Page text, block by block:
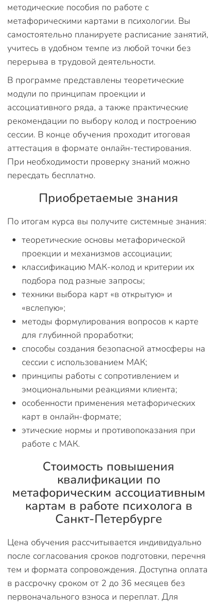
методические пособия по работе с
метафорическими картами в психологии. Вы
самостоятельно планируете расписание занятий,
учитесь в удобном темпе из любой точки без
перерыва в трудовой деятельности.
В программе представлены теоретические
модули по принципам проекции и
ассоциативного ряда, а также практические
рекомендации по выбору колод и построению
сессии. В конце обучения проходит итоговая
аттестация в формате онлайн-тестирования.
При необходимости проверку знаний можно
пересдать бесплатно.
Приобретаемые знания
По итогам курса вы получите системные знания:
теоретические основы метафорической
проекции и механизмов ассоциации;
классификацию МАК-колод и критерии их
подбора под разные запросы;
техники выбора карт «в открытую» и
«вслепую»;
методы формулирования вопросов к карте
для глубинной проработки;
способы создания безопасной атмосферы на
сессии с использованием МАК;
принципы работы с сопротивлением и
эмоциональными реакциями клиента;
особенности применения метафорических
карт в онлайн-формате;
этические нормы и противопоказания при
работе с МАК.
Стоимость повышения
квалификации по
метафорическим ассоциативным
картам в работе психолога в
Санкт-Петербурге
Цена обучения рассчитывается индивидуально
после согласования сроков подготовки, перечня
тем и формата сопровождения. Доступна оплата
в рассрочку сроком от 2 до 36 месяцев без
первоначального взноса и переплат. Для